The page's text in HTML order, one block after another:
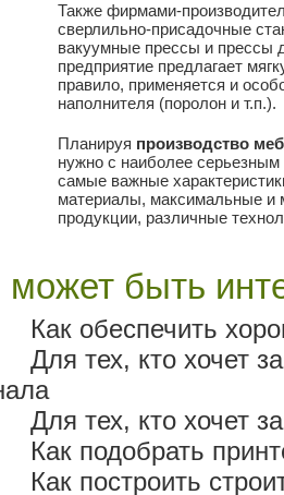
Также фирмами-
сверлильно-присадочные
вакуумные прессы и прессы
предприятие предлагает
правило, применяется и
наполнителя (поролон и т.п.).
Планируя производство
нужно с наиболее
самые важные
материалы, максимальные и
продукции, различные
быть
Как обеспечить
Для тех, кто хочет
Для тех, кто хочет
Как подобрать
Как построить